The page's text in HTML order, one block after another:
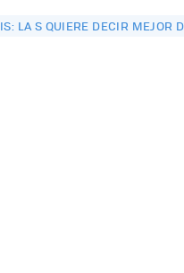
LA S QUIERE DECIR MEJOR